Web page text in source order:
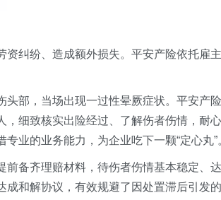
纠纷、造成额外损失。 平安产险依托雇主
头部，当场出现一过性晕厥症状。平安产险
，细致核实出险经过、了解伤者伤情，耐心
业的业务能力，为企业吃下一颗“定心丸”
前备齐理赔材料，待伤者伤情基本稳定、达
成和解协议，有效规避了因处置滞后引发的